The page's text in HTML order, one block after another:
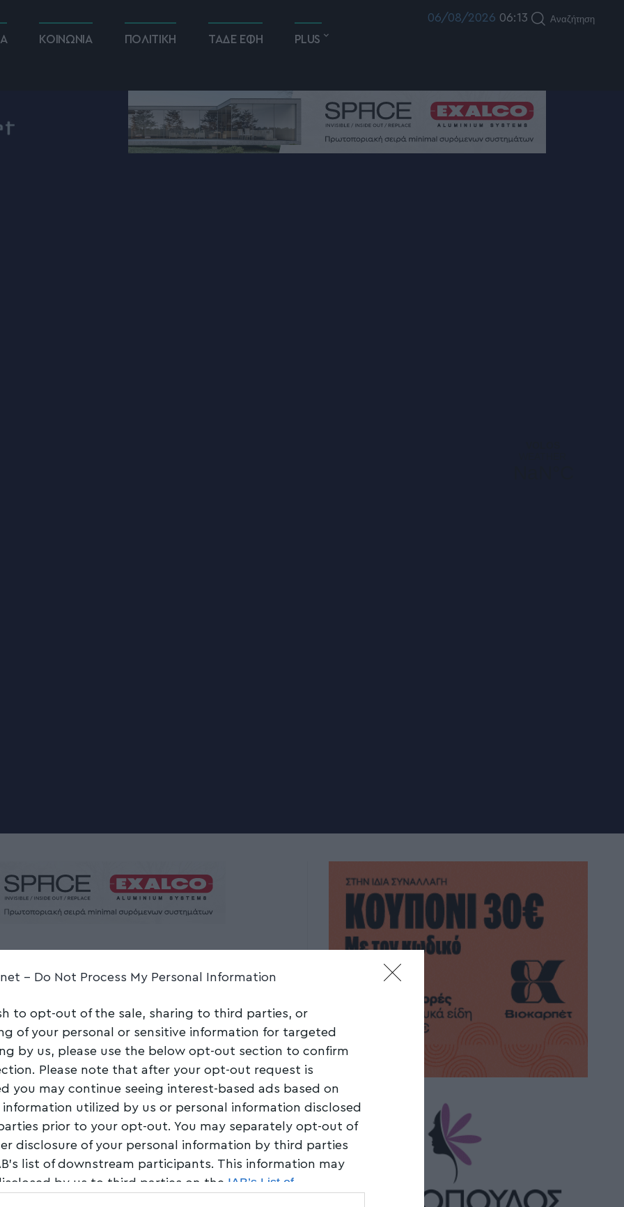
- Do Not Process My Personal Information
to opt-out of the sale, sharing to third parties, or
of your personal or sensitive information for targeted
by us, please use the below opt-out section to confirm
Please note that after your opt-out request is
you may continue seeing interest-based ads based on
information utilized by us or personal information disclosed
prior to your opt-out. You may separately opt-out of
disclosure of your personal information by third parties
list of downstream participants. This information may
by us to third parties on the IAB’s List of
ΚΟΙΝΩΝΙΑ ΠΟΛΙΤΙΚΗ ΤΑΔΕ ΕΦΗ PLUS
06/08/2026 06:13 Αναζήτηση
γιος της
του στην
Share 1 Min Read